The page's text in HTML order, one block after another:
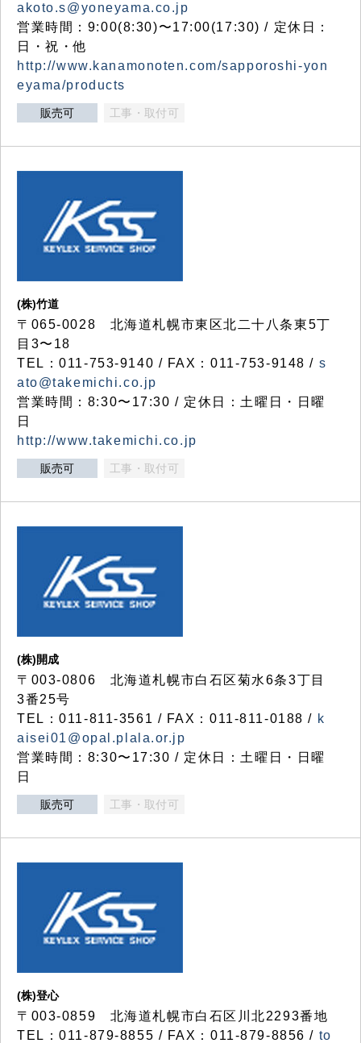
akoto.s@yoneyama.co.jp
営業時間：9:00(8:30)〜17:00(17:30) / 定休日：
日・祝・他
http://www.kanamonoten.com/sapporoshi-yon
eyama/products
販売可 工事・取付可
(株)竹道
〒065-0028 北海道札幌市東区北二十八条東5丁
目3〜18
TEL：011-753-9140 / FAX：011-753-9148 / s
ato@takemichi.co.jp
営業時間：8:30〜17:30 / 定休日：土曜日・日曜
日
http://www.takemichi.co.jp
販売可 工事・取付可
(株)開成
〒003-0806 北海道札幌市白石区菊水6条3丁目
3番25号
TEL：011-811-3561 / FAX：011-811-0188 / k
aisei01@opal.plala.or.jp
営業時間：8:30〜17:30 / 定休日：土曜日・日曜
日
販売可 工事・取付可
(株)登心
〒003-0859 北海道札幌市白石区川北2293番地
TEL：011-879-8855 / FAX：011-879-8856 / to